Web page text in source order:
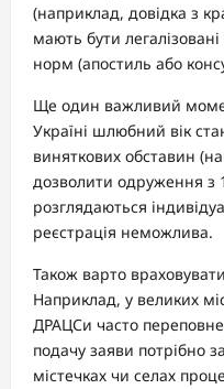
(наприклад, довідка з
мають бути
норм (апостиль або
Ще один важливий
Україні шлюбний вік
виняткових обставин
дозволити одруження з
розглядаються
реєстрація неможлива.
Також варто
Наприклад, у великих
ДРАЦСи часто
подачу заяви потрібно
містечках чи селах